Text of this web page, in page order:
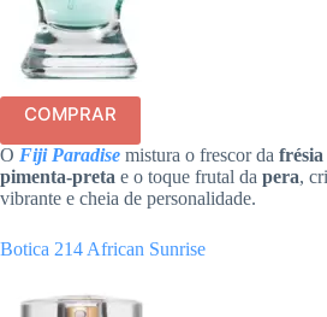
COMPRAR
O Fiji Paradise mistura o frescor da frésia
pimenta-preta e o toque frutal da pera,
vibrante e cheia de personalidade.
Botica 214 African Sunrise